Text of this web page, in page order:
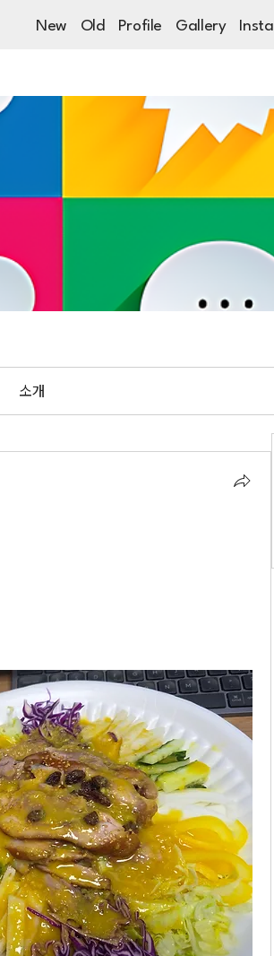
New Old Profile Gallery Insta
소개